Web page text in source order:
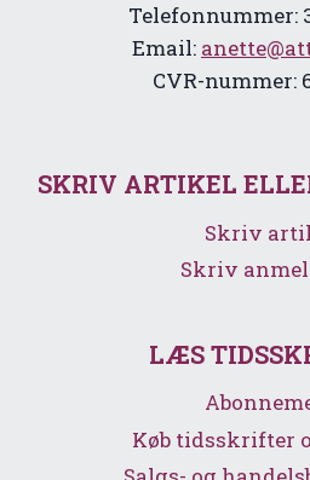
Telefonnummer:
Email:
CVR-nummer:
SKRIV ARTIKEL
Skriv
Skriv
LÆS
Køb tidsskrifter